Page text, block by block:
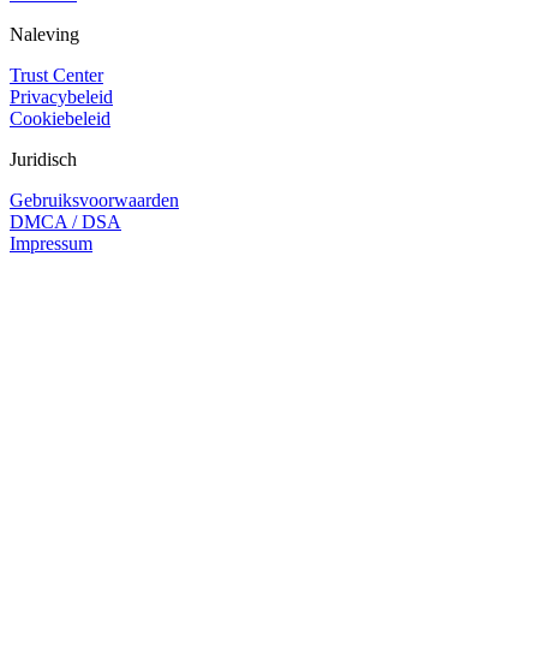
Naleving
Trust Center
Privacybeleid
Cookiebeleid
Juridisch
Gebruiksvoorwaarden
DMCA / DSA
Impressum